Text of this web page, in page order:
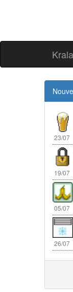
23/07
19/07
05/07
26/07